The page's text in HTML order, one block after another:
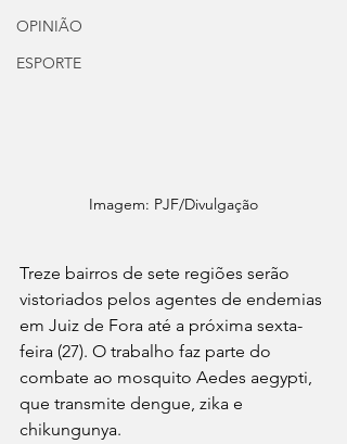
OPINIÃO
ESPORTE
Imagem: PJF/Divulgação
Treze bairros de sete regiões serão
vistoriados pelos agentes de endemias
em Juiz de Fora até a próxima sexta-
feira (27). O trabalho faz parte do
combate ao mosquito Aedes aegypti,
que transmite dengue, zika e
chikungunya.